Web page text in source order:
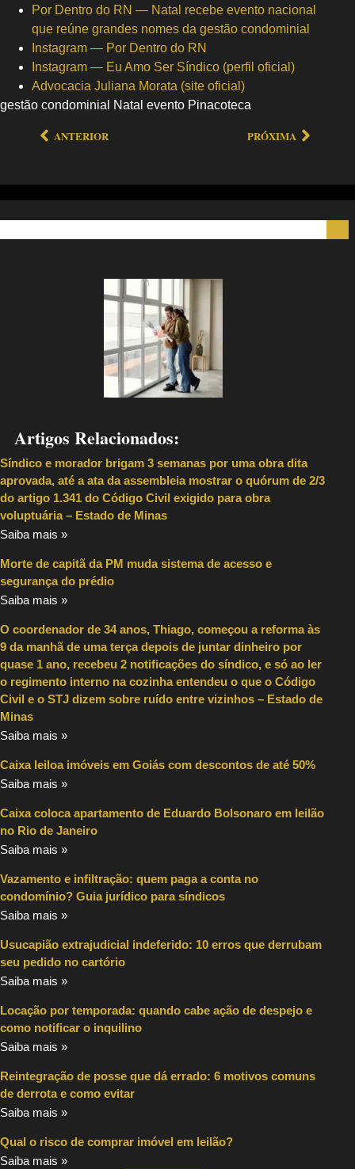
Por Dentro do RN — Natal recebe evento nacional
que reúne grandes nomes da gestão condominial
Instagram — Por Dentro do RN
Instagram — Eu Amo Ser Síndico (perfil oficial)
Advocacia Juliana Morata (site oficial)
gestão condominial Natal evento Pinacoteca
ANTERIOR PRÓXIMA
Artigos Relacionados:
Síndico e morador brigam 3 semanas por uma obra dita
aprovada, até a ata da assembleia mostrar o quórum de 2/3
do artigo 1.341 do Código Civil exigido para obra
voluptuária – Estado de Minas
Saiba mais »
Morte de capitã da PM muda sistema de acesso e
segurança do prédio
Saiba mais »
O coordenador de 34 anos, Thiago, começou a reforma às
9 da manhã de uma terça depois de juntar dinheiro por
quase 1 ano, recebeu 2 notificações do síndico, e só ao ler
o regimento interno na cozinha entendeu o que o Código
Civil e o STJ dizem sobre ruído entre vizinhos – Estado de
Minas
Saiba mais »
Caixa leiloa imóveis em Goiás com descontos de até 50%
Saiba mais »
Caixa coloca apartamento de Eduardo Bolsonaro em leilão
no Rio de Janeiro
Saiba mais »
Vazamento e infiltração: quem paga a conta no
condomínio? Guia jurídico para síndicos
Saiba mais »
Usucapião extrajudicial indeferido: 10 erros que derrubam
seu pedido no cartório
Saiba mais »
Locação por temporada: quando cabe ação de despejo e
como notificar o inquilino
Saiba mais »
Reintegração de posse que dá errado: 6 motivos comuns
de derrota e como evitar
Saiba mais »
Qual o risco de comprar imóvel em leilão?
Saiba mais »